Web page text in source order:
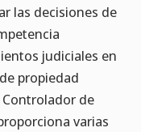
las decisiones de
judiciales en
propiedad
de
varias